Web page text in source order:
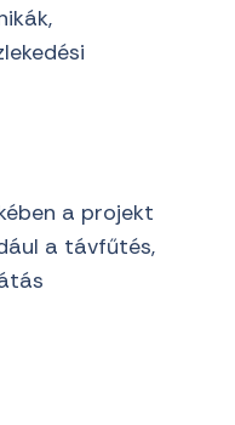
a projekt
a távfűtés,